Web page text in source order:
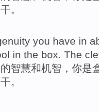
。
you have in
in the box. The
的智慧和机智 ，你是
。